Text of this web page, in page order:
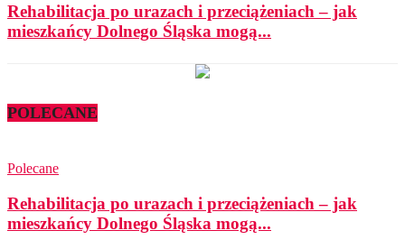
Rehabilitacja po urazach i przeciążeniach – jak
mieszkańcy Dolnego Śląska mogą...
POLECANE
Polecane
Rehabilitacja po urazach i przeciążeniach – jak
mieszkańcy Dolnego Śląska mogą...